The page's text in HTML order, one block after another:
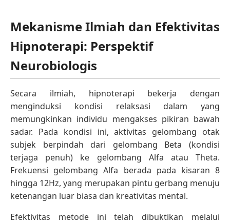
Mekanisme Ilmiah dan Efektivitas
Hipnoterapi: Perspektif
Neurobiologis
Secara ilmiah, hipnoterapi bekerja dengan
menginduksi kondisi relaksasi dalam yang
memungkinkan individu mengakses pikiran bawah
sadar. Pada kondisi ini, aktivitas gelombang otak
subjek berpindah dari gelombang Beta (kondisi
terjaga penuh) ke gelombang Alfa atau Theta.
Frekuensi gelombang Alfa berada pada kisaran 8
hingga 12Hz, yang merupakan pintu gerbang menuju
ketenangan luar biasa dan kreativitas mental.
Efektivitas metode ini telah dibuktikan melalui